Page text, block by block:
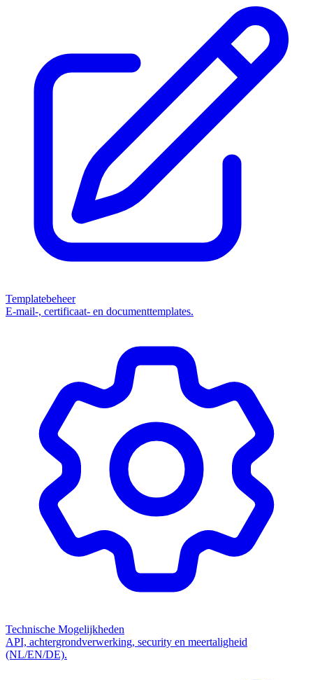
Templatebeheer
E-mail-, certificaat- en documenttemplates.
Technische Mogelijkheden
API, achtergrondverwerking, security en meertaligheid
(NL/EN/DE).